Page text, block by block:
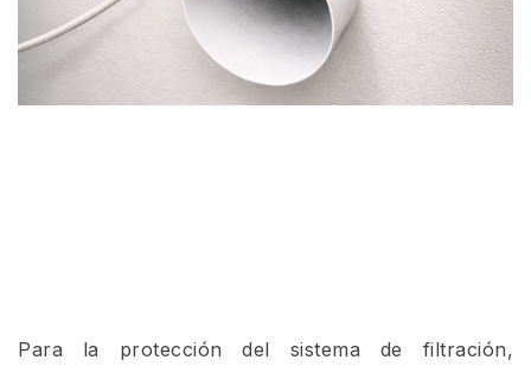
Para la protección del sistema de filtración,